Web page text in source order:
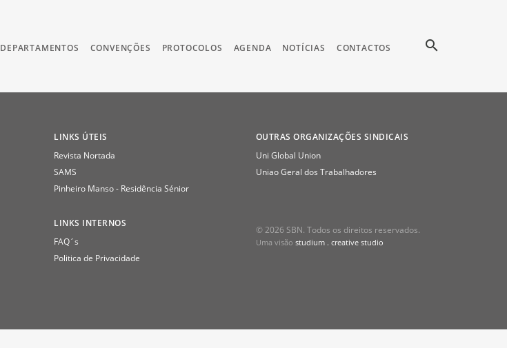
DEPARTAMENTOS CONVENÇÕES PROTOCOLOS AGENDA NOTÍCIAS CONTACTOS search
LINKS ÚTEIS
Revista Nortada
SAMS
Pinheiro Manso - Residência Sénior
LINKS INTERNOS
FAQ´s
Politica de Privacidade
OUTRAS ORGANIZAÇÕES SINDICAIS
Uni Global Union
Uniao Geral dos Trabalhadores
© 2026 SBN. Todos os direitos reservados.
Uma visão studium . creative studio